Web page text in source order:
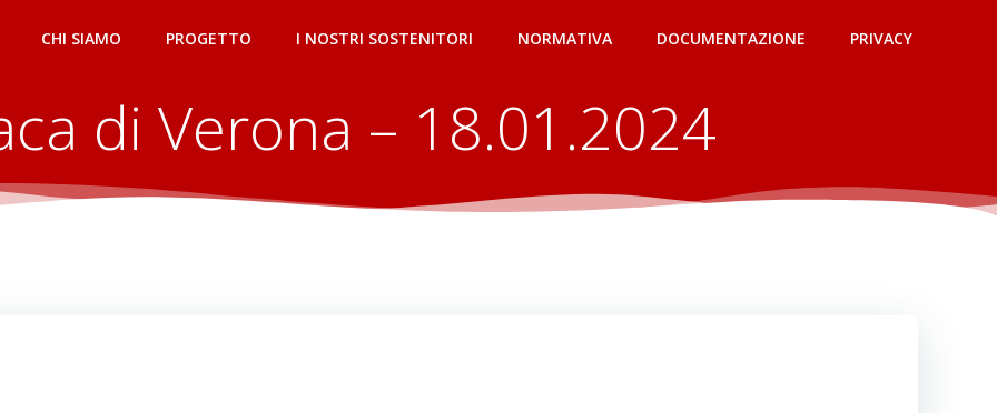
CHI SIAMO PROGETTO I NOSTRI SOSTENITORI NORMATIVA DOCUMENTAZIONE PRIVACY
di Verona – 18.01.2024